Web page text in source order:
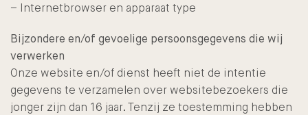
– Internetbrowser en apparaat type
Bijzondere en/of gevoelige persoonsgegevens die wij
verwerken
Onze website en/of dienst heeft niet de intentie
gegevens te verzamelen over websitebezoekers die
jonger zijn dan 16 jaar. Tenzij ze toestemming hebben